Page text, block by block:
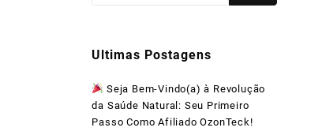
Ultimas Postagens
Seja Bem-Vindo(a) à Revolução
da Saúde Natural: Seu Primeiro
Passo Como Afiliado OzonTeck!